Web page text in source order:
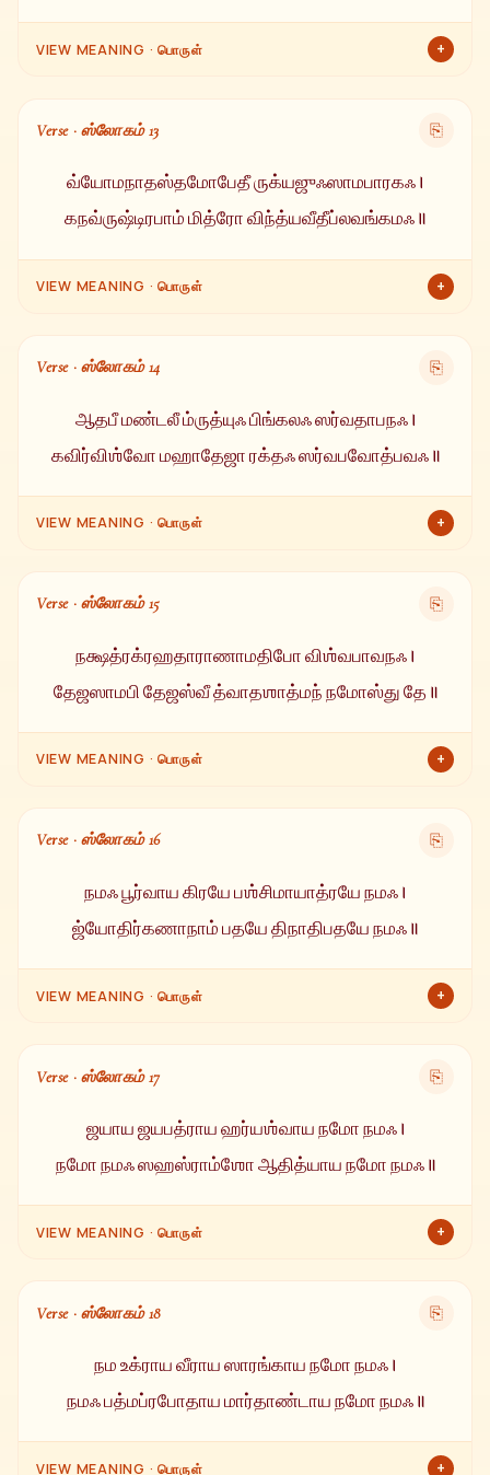
VIEW MEANING · பொருள் +
(குளிர்ச்சியளிப்பவர்), தபனர், பாஸ்கரர், ரவி, அக்நிகர்பர்,
(குளிரை நீக்குபவர்).
Verse · ஸ்லோகம் 13 ⎘
வ்யோமநாதஸ்தமோபேதீ ருக்யஜுஃஸாமபாரகஃ ।
கநவ்ருஷ்டிரபாம் மித்ரோ விந்த்யவீதீப்லவங்கமஃ ॥
VIEW MEANING · பொருள் +
வேதங்களை அறிந்தவர், மிக்க மழையை பெய்விப்பவர், நீர்களுக்கு
Verse · ஸ்லோகம் 14 ⎘
ஆதபீ மண்டலீ ம்ருத்யுஃ பிங்கலஃ ஸர்வதாபநஃ ।
கவிர்விஶ்வோ மஹாதேஜா ரக்தஃ ஸர்வபவோத்பவஃ ॥
VIEW MEANING · பொருள் +
நிறமுடையவர், அனைவரையும் தபிப்பவர், கவிஞர் (க்ராந்தத்ருக்கு),
அனைத்து உற்பத்திக்கும் மூல காரணம்.
Verse · ஸ்லோகம் 15 ⎘
நக்ஷத்ரக்ரஹதாராணாமதிபோ விஶ்வபாவநஃ ।
தேஜஸாமபி தேஜஸ்வீ த்வாதஶாத்மந் நமோஸ்து தே ॥
VIEW MEANING · பொருள் +
விஶ்வத்தை சிருஷ்டிப்பவர், அனைத்து தேஜஸ்களிலும் மிக்க
தேவா! உங்களுக்கு நமஸ்காரம்.
Verse · ஸ்லோகம் 16 ⎘
நமஃ பூர்வாய கிரயே பஶ்சிமாயாத்ரயே நமஃ ।
ஜ்யோதிர்கணாநாம் பதயே திநாதிபதயே நமஃ ॥
VIEW MEANING · பொருள் +
(மேற்கு மலை) நமஸ்காரம். ஜ்யோதிர் மண்டலங்களின்
Verse · ஸ்லோகம் 17 ⎘
ஜயாய ஜயபத்ராய ஹர்யஶ்வாய நமோ நமஃ ।
நமோ நமஃ ஸஹஸ்ராம்ஶோ ஆதித்யாய நமோ நமஃ ॥
VIEW MEANING · பொருள் +
பச்சை குதிரைகள் கொண்ட பிரபுவுக்கு மீண்டும் மீண்டும்
மீண்டும் மீண்டும் வணக்கம்.
Verse · ஸ்லோகம் 18 ⎘
நம உக்ராய வீராய ஸாரங்காய நமோ நமஃ ।
நமஃ பத்மப்ரபோதாய மார்தாண்டாய நமோ நமஃ ॥
VIEW MEANING · பொருள் +